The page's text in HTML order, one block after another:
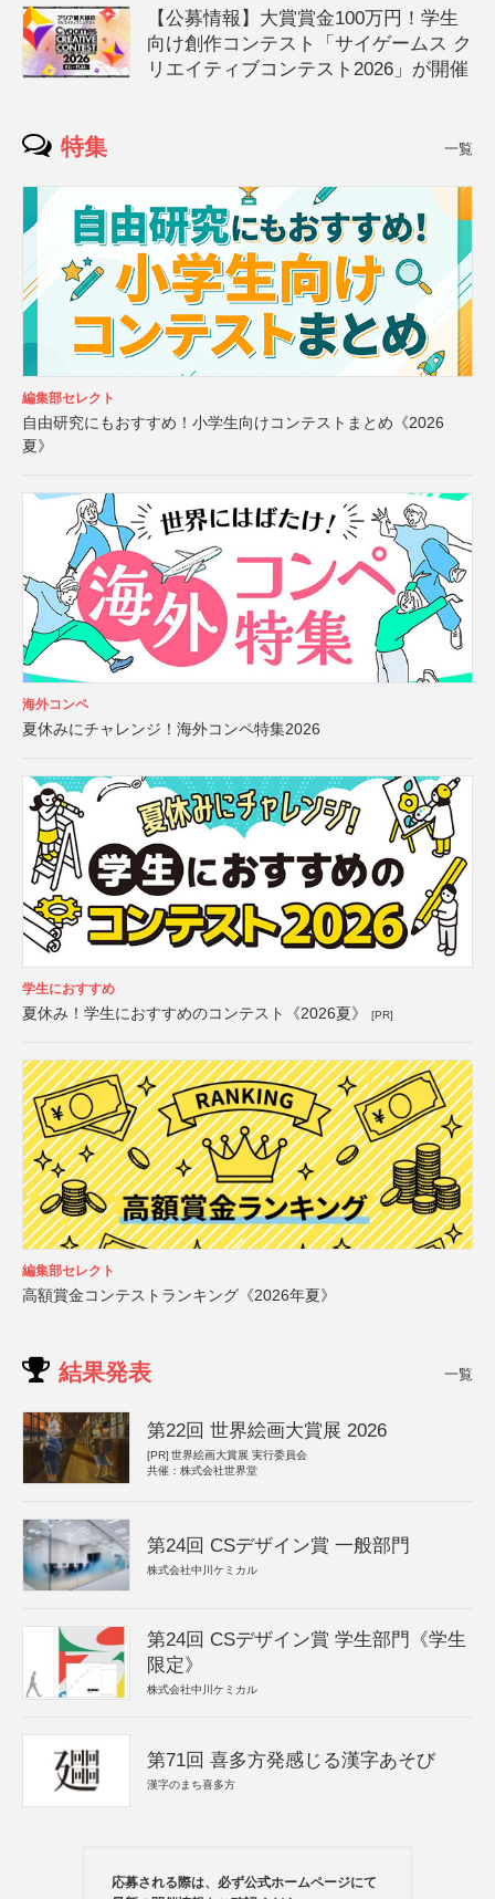
【公募情報】大賞賞金100万円！学生
向け創作コンテスト「サイゲームス ク
リエイティブコンテスト2026」が開催
特集 一覧
編集部セレクト
自由研究にもおすすめ！小学生向けコンテストまとめ《2026
夏》
海外コンペ
夏休みにチャレンジ！海外コンペ特集2026
学生におすすめ
夏休み！学生におすすめのコンテスト《2026夏》 [PR]
編集部セレクト
高額賞金コンテストランキング《2026年夏》
結果発表 一覧
第22回 世界絵画大賞展 2026
[PR] 世界絵画大賞展 実行委員会
共催：株式会社世界堂
第24回 CSデザイン賞 一般部門
株式会社中川ケミカル
第24回 CSデザイン賞 学生部門《学生
限定》
株式会社中川ケミカル
第71回 喜多方発感じる漢字あそび
漢字のまち喜多方
応募される際は、必ず公式ホームページにて